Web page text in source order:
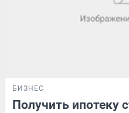
БИЗНЕС
Получить ипотеку